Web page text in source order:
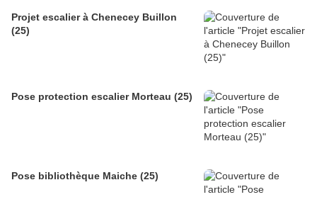
Projet escalier à Chenecey Buillon
(25)
Pose protection escalier Morteau (25)
Pose bibliothèque Maiche (25)